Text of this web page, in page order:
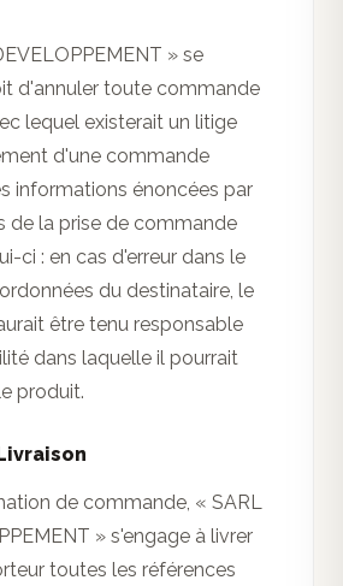
» se
d'annuler toute commande
lequel existerait un litige
d'une commande
informations énoncées par
de la prise de commande
ci : en cas d'erreur dans le
du destinataire, le
être tenu responsable
dans laquelle il pourrait
produit.
de commande, « SARL
» s'engage à livrer
toutes les références